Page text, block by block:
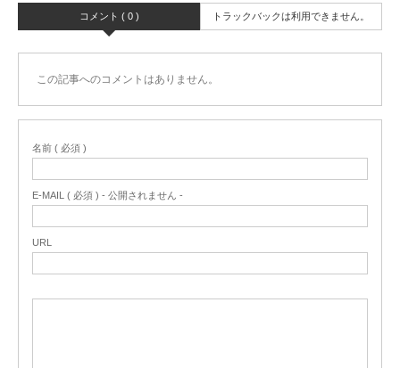
コメント ( 0 ) トラックバックは利用できません。
この記事へのコメントはありません。
名前 ( 必須 )
E-MAIL ( 必須 ) - 公開されません -
URL